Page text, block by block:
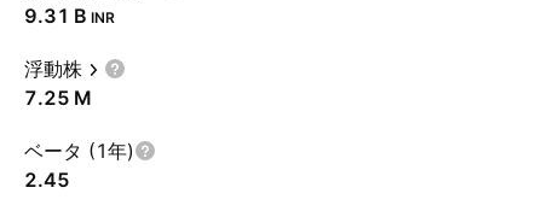
‪9.31 B‬ INR
浮動株
‪7.25 M‬
ベータ (1年)
2.45